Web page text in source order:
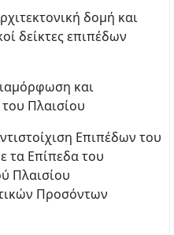
δομή και
δείκτες επιπέδων
και
του Πλαισίου
Επιπέδων του
τα Επίπεδα του
Πλαισίου
Προσόντων